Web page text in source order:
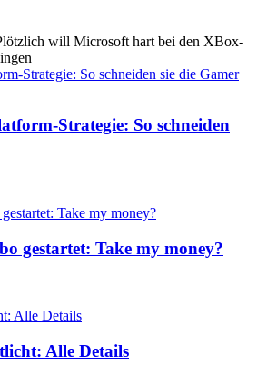
will Microsoft hart bei den XBox-
Strategie: So schneiden
gestartet: Take my money?
Alle Details